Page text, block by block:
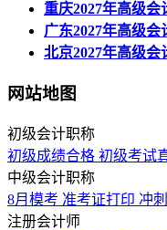
重庆2027年高级
广东2027年高级
北京2027年高级
网站地图
初级会计职称
初级成绩合格 初级考试
中级会计职称
8月模考 准考证打印 冲
注册会计师